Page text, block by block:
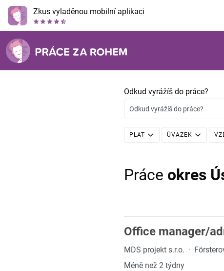
Zkus vyladěnou mobilní aplikaci
Odkud vyrážíš do práce?
Odkud vyrážíš do práce?
PLAT ÚVAZEK
Práce okres
Office manager/
MDS projekt s.r.o. ·
Méně než 2 týdny